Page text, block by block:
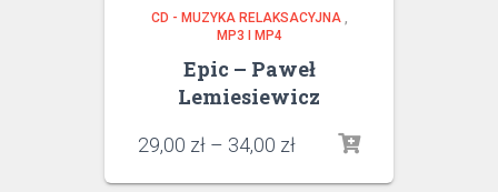
CD - MUZYKA RELAKSACYJNA,
MP3 I MP4
Epic – Paweł
Lemiesiewicz
29,00 zł – 34,00 zł